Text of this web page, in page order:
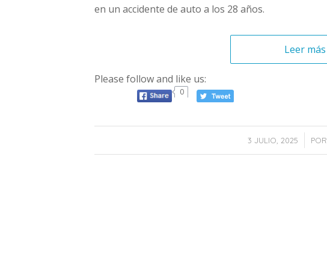
en un accidente de auto a los 28 años.
Leer más
Please follow and like us:
0
3 JULIO, 2025 POR